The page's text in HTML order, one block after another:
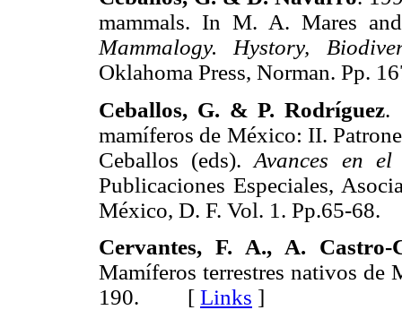
mammals. In M. A. Mares
Mammalogy. Hystory,
Oklahoma Press, Norman.
Ceballos, G. & P. Rodríguez.
mamíferos de México: II.
Ceballos (eds).Avances en
Publicaciones Especiales,
México, D. F. Vol. 1. Pp.65-
Cervantes, F. A., A.
Mamíferos terrestres nativos de
190. [ Links ]